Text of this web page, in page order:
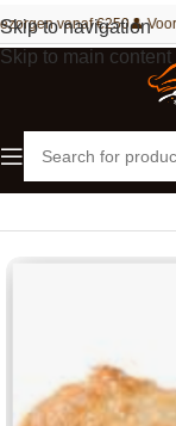
Skip to navigation
Skip to main content
vanaf €250👤 Voor
Home Vegetarisch